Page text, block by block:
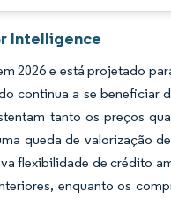
Intelligence
2026 e está projetado
continua a se beneficiar
tanto os preços
queda de valorização
flexibilidade de crédito
enquanto os